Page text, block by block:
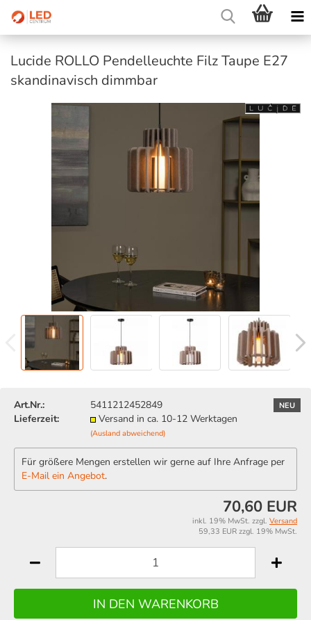
Lucide ROLLO Pendelleuchte Filz Taupe E27
skandinavisch dimmbar
NEU
Art.Nr.:
5411212452849
Lieferzeit:
Versand in ca. 10-12 Werktagen
(Ausland abweichend)
Für größere Mengen erstellen wir gerne auf Ihre Anfrage per
E-Mail ein Angebot.
70,60 EUR
inkl. 19% MwSt. zzgl. Versand
59,33 EUR zzgl. 19% MwSt.